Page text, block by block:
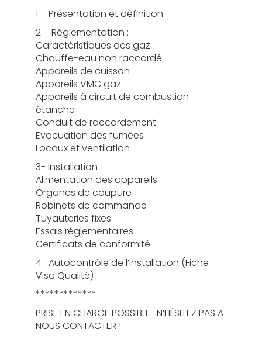
1 – Présentation et définition
2 – Réglementation :
Caractéristiques des gaz
Chauffe-eau non raccordé
Appareils de cuisson
Appareils VMC gaz
Appareils à circuit de combustion
étanche
Conduit de raccordement
Evacuation des fumées
Locaux et ventilation
3- Installation :
Alimentation des appareils
Organes de coupure
Robinets de commande
Tuyauteries fixes
Essais réglementaires
Certificats de conformité
4- Autocontrôle de l’installation (Fiche
Visa Qualité)
*************
PRISE EN CHARGE POSSIBLE. N’HÉSITEZ PAS A
NOUS CONTACTER !